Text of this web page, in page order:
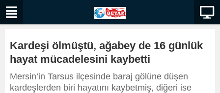
Kardeşi ölmüştü, ağabey de 16 günlük
hayat mücadelesini kaybetti
Mersin’in Tarsus ilçesinde baraj gölüne düşen
kardeşlerden biri hayatını kaybetmiş, diğeri ise